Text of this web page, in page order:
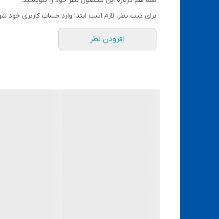
برای ثبت نظر، لازم است ابتدا وارد حساب کاربری خود
افزودن نظر